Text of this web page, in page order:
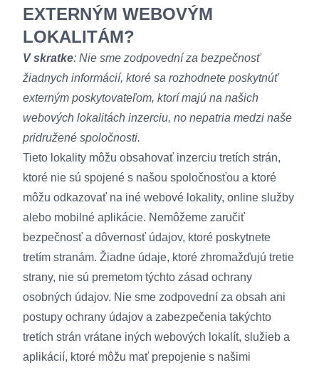
EXTERNÝM WEBOVÝM
LOKALITÁM?
V skratke: Nie sme zodpovední za bezpečnosť
žiadnych informácií, ktoré sa rozhodnete poskytnúť
externým poskytovateľom, ktorí majú na našich
webových lokalitách inzerciu, no nepatria medzi naše
pridružené spoločnosti.
Tieto lokality môžu obsahovať inzerciu tretích strán,
ktoré nie sú spojené s našou spoločnosťou a ktoré
môžu odkazovať na iné webové lokality, online služby
alebo mobilné aplikácie. Nemôžeme zaručiť
bezpečnosť a dôvernosť údajov, ktoré poskytnete
tretím stranám. Žiadne údaje, ktoré zhromažďujú tretie
strany, nie sú premetom týchto zásad ochrany
osobných údajov. Nie sme zodpovední za obsah ani
postupy ochrany údajov a zabezpečenia takýchto
tretích strán vrátane iných webových lokalít, služieb a
aplikácií, ktoré môžu mať prepojenie s našimi